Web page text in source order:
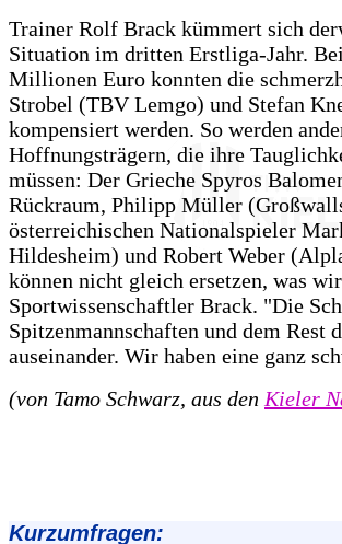
Trainer Rolf Brack kümmert sich
Situation im dritten Erstliga-Jahr.
Millionen Euro konnten die
Strobel (TBV Lemgo) und Stefan
kompensiert werden. So werden
Hoffnungsträgern, die ihre
müssen: Der Grieche Spyros
Rückraum, Philipp Müller
österreichischen Nationalspieler
Hildesheim) und Robert Weber
können nicht gleich ersetzen, was
Sportwissenschaftler Brack. "Die
Spitzenmannschaften und dem Rest
auseinander. Wir haben eine ganz
(von Tamo Schwarz, aus den Kieler
Kurzumfragen: